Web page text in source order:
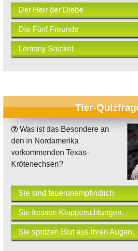
Der Herr der Diebe
Die Fünf Freunde
Lemony Snicket
Tier-
Was ist das Besondere an
den in Nordamerika
vorkommenden Texas-
Krötenechsen?
Sie sind feuerunempfindlich.
Sie fressen Klapperschlangen.
Sie spritzen Blut aus ihren Augen.